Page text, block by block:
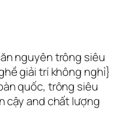
nguyên trông siêu
giải trí không nghỉ}
quốc, trông siêu
cậy and chất lượng